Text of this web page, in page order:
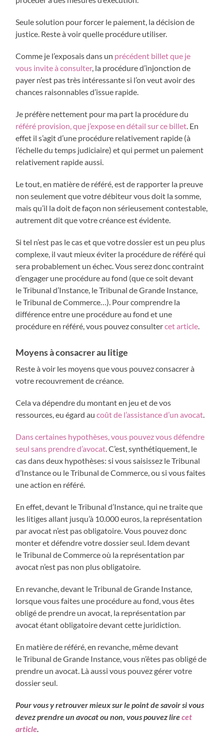
Seule solution pour forcer le paiement, la décision de
justice. Reste à voir quelle procédure utiliser.
Comme je l’exposais dans un précédent billet que je
vous invite à consulter, la procédure d’injonction de
payer n’est pas très intéressante si l’on veut avoir des
chances raisonnables d’issue rapide.
Je préfère nettement pour ma part la procédure du
référé provision, que j’expose en détail sur ce billet. En
effet il s’agit d’une procédure relativement rapide (à
l’échelle du temps judiciaire) et qui permet un paiement
relativement rapide aussi.
Le tout, en matière de référé, est de rapporter la preuve
non seulement que votre débiteur vous doit la somme,
mais qu’il la doit de façon non sérieusement contestable,
autrement dit que votre créance est évidente.
Si tel n’est pas le cas et que votre dossier est un peu plus
complexe, il vaut mieux éviter la procédure de référé qui
sera probablement un échec. Vous serez donc contraint
d’engager une procédure au fond (que ce soit devant
le Tribunal d’Instance, le Tribunal de Grande Instance,
le Tribunal de Commerce…). Pour comprendre la
différence entre une procédure au fond et une
procédure en référé, vous pouvez consultercet article.
Moyens à consacrer au litige
Reste à voir les moyens que vous pouvez consacrer à
votre recouvrement de créance.
Cela va dépendre du montant en jeu et de vos
ressources, eu égard aucoût de l’assistance d’un avocat.
Dans certaines hypothèses, vous pouvez vous défendre
seul sans prendre d’avocat. C’est, synthétiquement, le
cas dans deux hypothèses: si vous saisissez le Tribunal
d’Instance ou le Tribunal de Commerce, ou si vous faites
une action en référé.
En effet, devant le Tribunal d’Instance, qui ne traite que
les litiges allant jusqu’à 10.000 euros, la représentation
par avocat n’est pas obligatoire. Vous pouvez donc
monter et défendre votre dossier seul. Idem devant
le Tribunal de Commerce où la représentation par
avocat n’est pas non plus obligatoire.
En revanche, devant le Tribunal de Grande Instance,
lorsque vous faites une procédure au fond, vous êtes
obligé de prendre un avocat, la représentation par
avocat étant obligatoire devant cette juridiction.
En matière de référé, en revanche, même devant
le Tribunal de Grande Instance, vous n’êtes pas obligé de
prendre un avocat. Là aussi vous pouvez gérer votre
dossier seul.
Pour vous y retrouver mieux sur le point de savoir si vous
devez prendre un avocat ou non, vous pouvez lirecet
article.